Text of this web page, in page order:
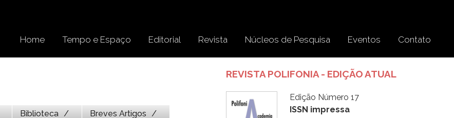
Home Tempo e Espaço Editorial Revista Núcleos de Pesquisa Eventos Contato
Biblioteca Breves Artigos
REVISTA POLIFONIA - EDIÇÃO ATUAL
Edição Número 17
ISSN impressa